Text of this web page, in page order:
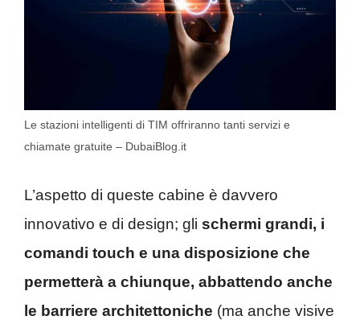
Le stazioni intelligenti di TIM offriranno tanti servizi e
chiamate gratuite – DubaiBlog.it
L’aspetto di queste cabine è davvero
innovativo e di design; gli schermi grandi, i
comandi touch e una disposizione che
permetterà a chiunque, abbattendo anche
le barriere architettoniche (ma anche visive